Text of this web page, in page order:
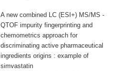
A new combined LC (ESI+) MS/MS -
QTOF impurity fingerprinting and
chemometrics approach for
discriminating active pharmaceutical
ingredients origins : example of
simvastatin